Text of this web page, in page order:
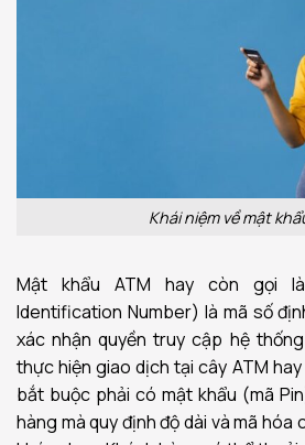
Khái niệm về mật
Mật khẩu ATM hay còn gọi
Identification Number) là mã số
xác nhận quyền truy cập hệ
thực hiện giao dịch tại cây ATM
bắt buộc phải có mật khẩu (mã
hàng mà quy định độ dài và mã hóa